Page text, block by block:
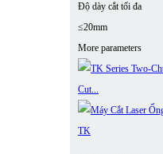
Độ dày cắt tối đa
≤20mm
More parameters